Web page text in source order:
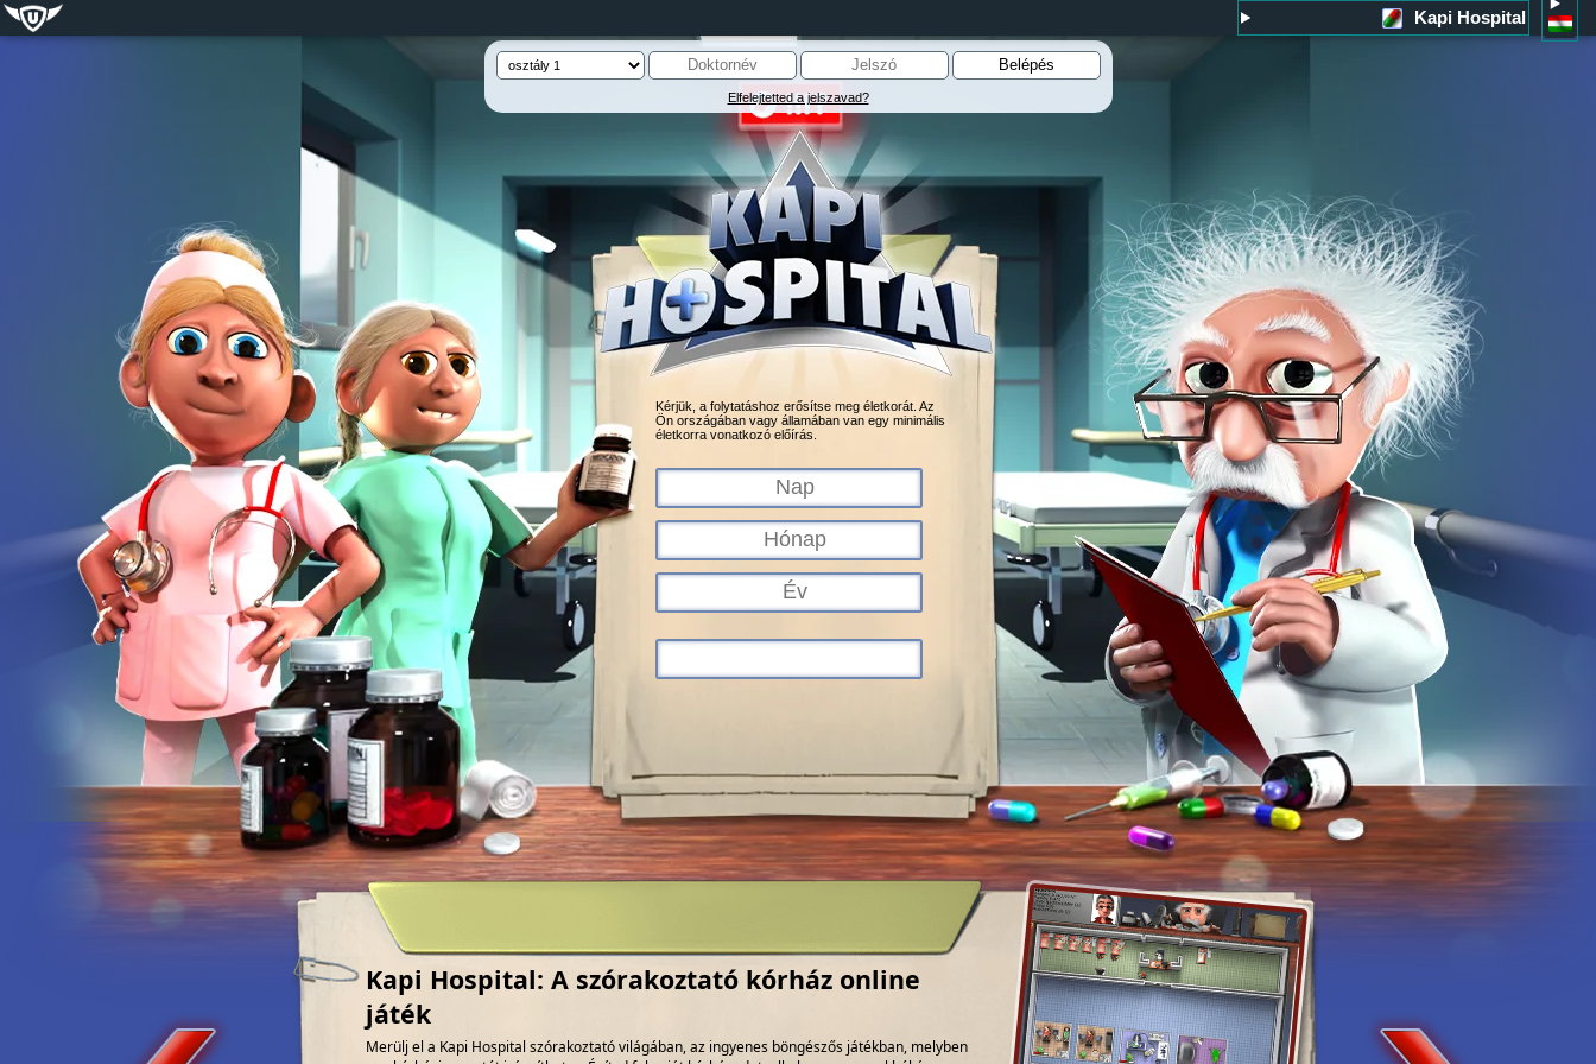
Kapi Hospital
Elfelejtetted a jelszavad?
Kérjük, a folytatáshoz erősítse meg életkorát. Az
Ön országában vagy államában van egy minimális
életkorra vonatkozó előírás.
Kapi Hospital: A szórakoztató kórház online
játék
Merülj el a Kapi Hospital szórakoztató világában, az ingyenes böngészős játékban, melyben